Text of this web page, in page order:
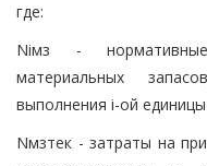
где:
Niмз -
материальных
выполнения i-ой
Nмзтек - затраты на